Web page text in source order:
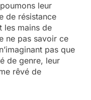
leur
de résistance
les mains de
ne pas savoir ce
pas que
de genre, leur
rêvé de